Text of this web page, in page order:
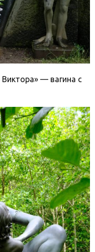
— вагина с